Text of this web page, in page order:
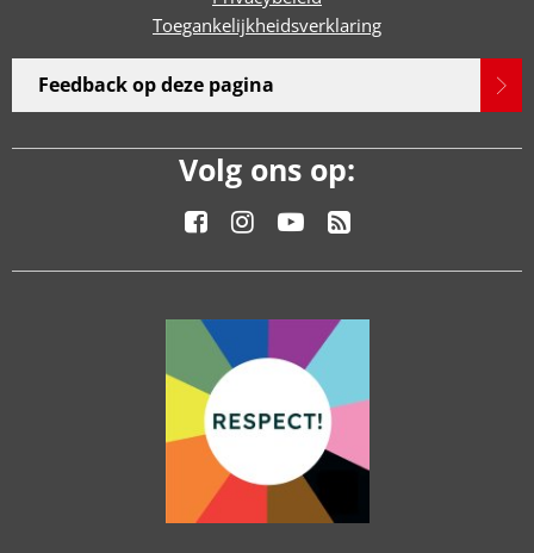
Toegankelijkheidsverklaring
Feedback op deze pagina
Volg ons op: